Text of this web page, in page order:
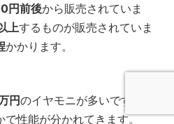
円前後から販売されていま
上するものが販売されていま
かかります。
円のイヤモニが多いです。そ
で性能が分かれてきます。